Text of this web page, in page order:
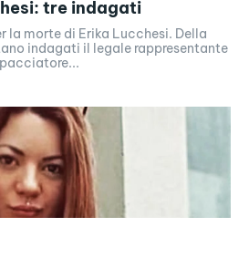
tre indagati
la morte di Erika Lucchesi. Della
indagati il legale rappresentante